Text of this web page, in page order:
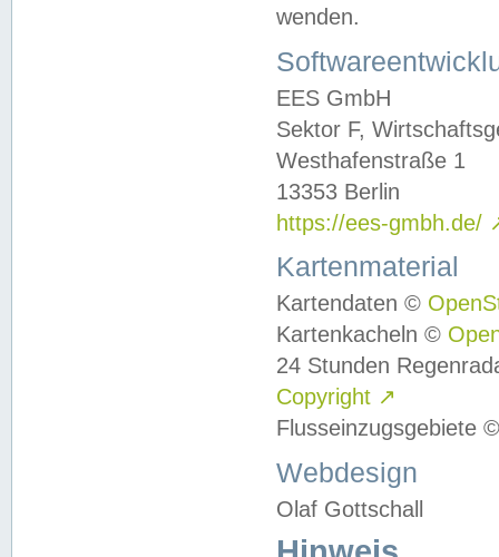
wenden.
EES GmbH
Sektor F,
Westhafenstraße 1
13353 Berlin
https://ees-gmbh.de/
Kartenmaterial
Kartendaten ©
Kartenkacheln ©
24 Stunden
Copyright ↗
Flusseinzugsgebiete
Webdesign
Olaf Gottschall